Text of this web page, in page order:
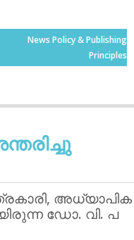
News Policy & Publishing
Principles
അധ്യാപിക
ഡോ. വി. പ